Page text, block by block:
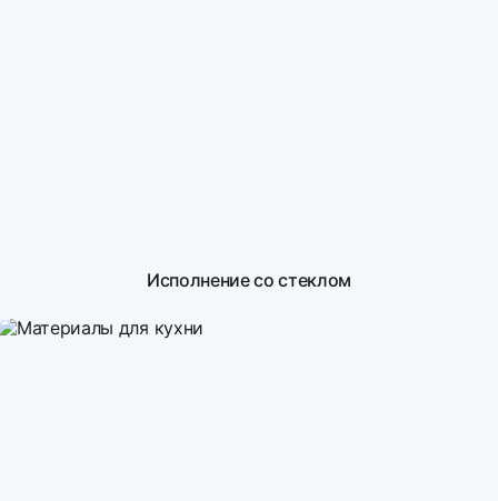
Исполнение со стеклом